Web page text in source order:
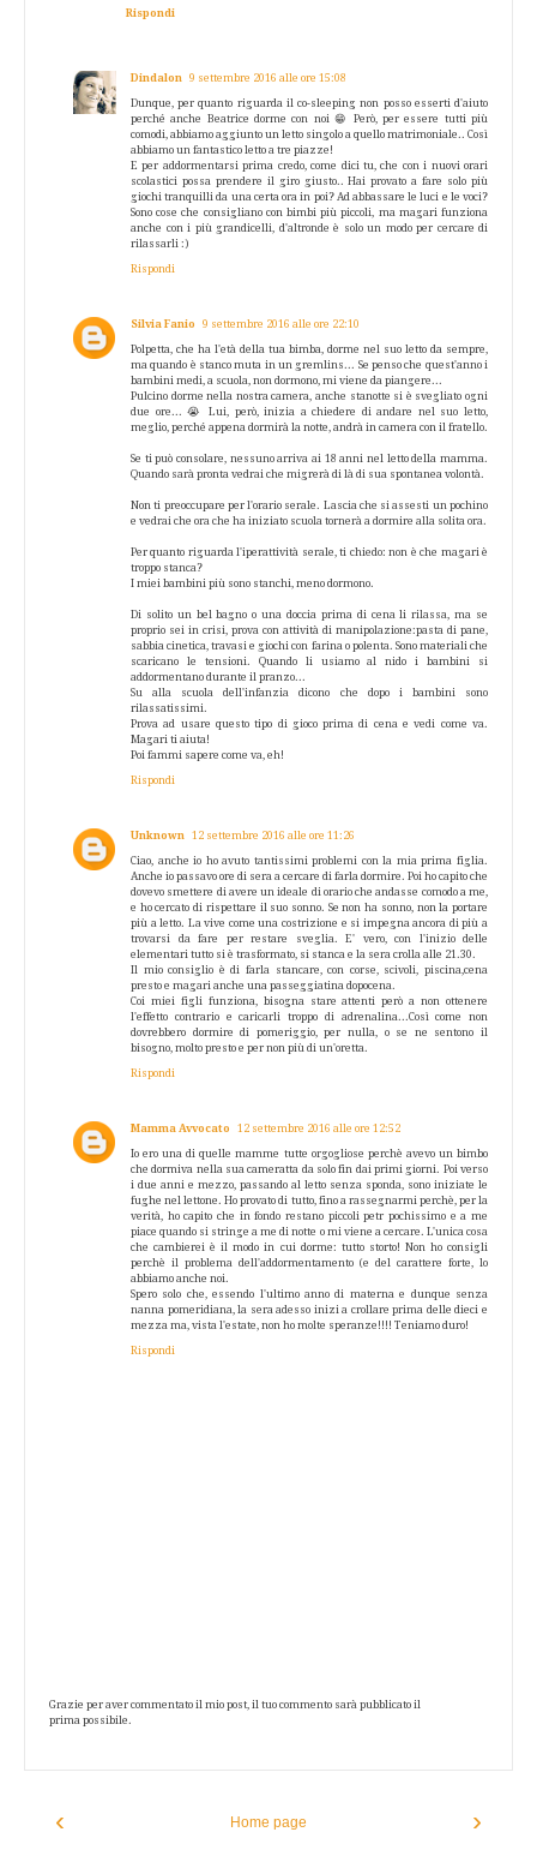
Rispondi
Dindalon 9 settembre 2016 alle ore 15:08
Dunque, per quanto riguarda il co-sleeping non posso esserti d'aiuto
perché anche Beatrice dorme con noi 😁 Però, per essere tutti più
comodi, abbiamo aggiunto un letto singolo a quello matrimoniale.. Così
abbiamo un fantastico letto a tre piazze!
E per addormentarsi prima credo, come dici tu, che con i nuovi orari
scolastici possa prendere il giro giusto.. Hai provato a fare solo più
giochi tranquilli da una certa ora in poi? Ad abbassare le luci e le voci?
Sono cose che consigliano con bimbi più piccoli, ma magari funziona
anche con i più grandicelli, d'altronde è solo un modo per cercare di
rilassarli :)
Rispondi
Silvia Fanio 9 settembre 2016 alle ore 22:10
Polpetta, che ha l'età della tua bimba, dorme nel suo letto da sempre,
ma quando è stanco muta in un gremlins... Se penso che quest'anno i
bambini medi, a scuola, non dormono, mi viene da piangere...
Pulcino dorme nella nostra camera, anche stanotte si è svegliato ogni
due ore... 😭 Lui, però, inizia a chiedere di andare nel suo letto,
meglio, perché appena dormirà la notte, andrà in camera con il fratello.
Se ti può consolare, nessuno arriva ai 18 anni nel letto della mamma.
Quando sarà pronta vedrai che migrerà di là di sua spontanea volontà.
Non ti preoccupare per l'orario serale. Lascia che si assesti un pochino
e vedrai che ora che ha iniziato scuola tornerà a dormire alla solita ora.
Per quanto riguarda l'iperattività serale, ti chiedo: non è che magari è
troppo stanca?
I miei bambini più sono stanchi, meno dormono.
Di solito un bel bagno o una doccia prima di cena li rilassa, ma se
proprio sei in crisi, prova con attività di manipolazione:pasta di pane,
sabbia cinetica, travasi e giochi con farina o polenta. Sono materiali che
scaricano le tensioni. Quando li usiamo al nido i bambini si
addormentano durante il pranzo...
Su alla scuola dell'infanzia dicono che dopo i bambini sono
rilassatissimi.
Prova ad usare questo tipo di gioco prima di cena e vedi come va.
Magari ti aiuta!
Poi fammi sapere come va, eh!
Rispondi
Unknown 12 settembre 2016 alle ore 11:26
Ciao, anche io ho avuto tantissimi problemi con la mia prima figlia.
Anche io passavo ore di sera a cercare di farla dormire. Poi ho capito che
dovevo smettere di avere un ideale di orario che andasse comodo a me,
e ho cercato di rispettare il suo sonno. Se non ha sonno, non la portare
più a letto. La vive come una costrizione e si impegna ancora di più a
trovarsi da fare per restare sveglia. E' vero, con l'inizio delle
elementari tutto si è trasformato, si stanca e la sera crolla alle 21.30.
Il mio consiglio è di farla stancare, con corse, scivoli, piscina,cena
presto e magari anche una passeggiatina dopocena.
Coi miei figli funziona, bisogna stare attenti però a non ottenere
l'effetto contrario e caricarli troppo di adrenalina...Così come non
dovrebbero dormire di pomeriggio, per nulla, o se ne sentono il
bisogno, molto presto e per non più di un'oretta.
Rispondi
Mamma Avvocato 12 settembre 2016 alle ore 12:52
Io ero una di quelle mamme tutte orgogliose perchè avevo un bimbo
che dormiva nella sua cameratta da solo fin dai primi giorni. Poi verso
i due anni e mezzo, passando al letto senza sponda, sono iniziate le
fughe nel lettone. Ho provato di tutto, fino a rassegnarmi perchè, per la
verità, ho capito che in fondo restano piccoli petr pochissimo e a me
piace quando si stringe a me di notte o mi viene a cercare. L'unica cosa
che cambierei è il modo in cui dorme: tutto storto! Non ho consigli
perchè il problema dell'addormentamento (e del carattere forte, lo
abbiamo anche noi.
Spero solo che, essendo l'ultimo anno di materna e dunque senza
nanna pomeridiana, la sera adesso inizi a crollare prima delle dieci e
mezza ma, vista l'estate, non ho molte speranze!!!! Teniamo duro!
Rispondi
Grazie per aver commentato il mio post, il tuo commento sarà pubblicato il
prima possibile.
‹ ›
Home page